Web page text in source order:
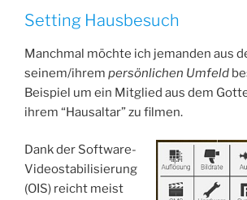
Setting Hausbesuch
Manchmal möchte ich jemanden aus
seinem/ihrem persönlichen Umfeld
Beispiel um ein Mitglied aus dem
ihrem “Hausaltar” zu filmen.
Dank der Software-
Videostabilisierung
(OIS) reicht meist